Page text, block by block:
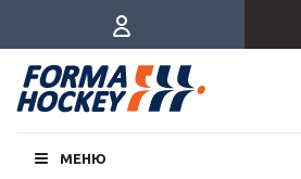
МЕНЮ